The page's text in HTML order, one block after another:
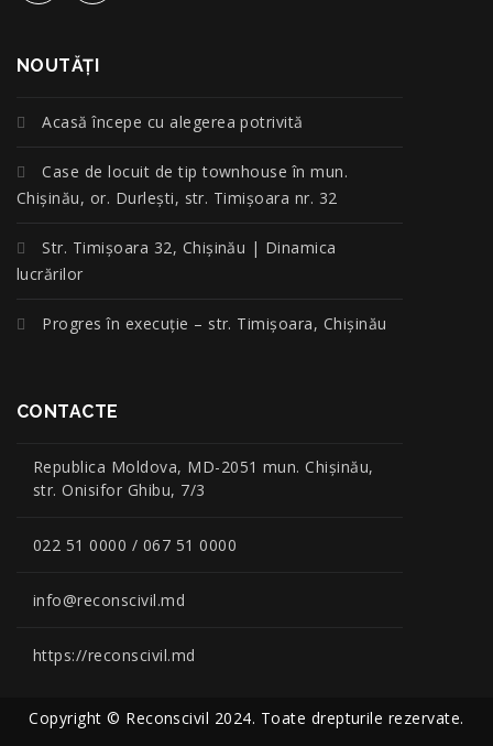
NOUTĂŢI
Acasă începe cu alegerea potrivită
Case de locuit de tip townhouse în mun.
Chișinău, or. Durlești, str. Timișoara nr. 32
Str. Timișoara 32, Chișinău | Dinamica
lucrărilor
Progres în execuție – str. Timișoara, Chișinău
CONTACTE
Republica Moldova, MD-2051 mun. Chişinău,
str. Onisifor Ghibu, 7/3
022 51 0000 / 067 51 0000
info@reconscivil.md
https://reconscivil.md
Copyright © Reconscivil 2024. Toate drepturile rezervate.